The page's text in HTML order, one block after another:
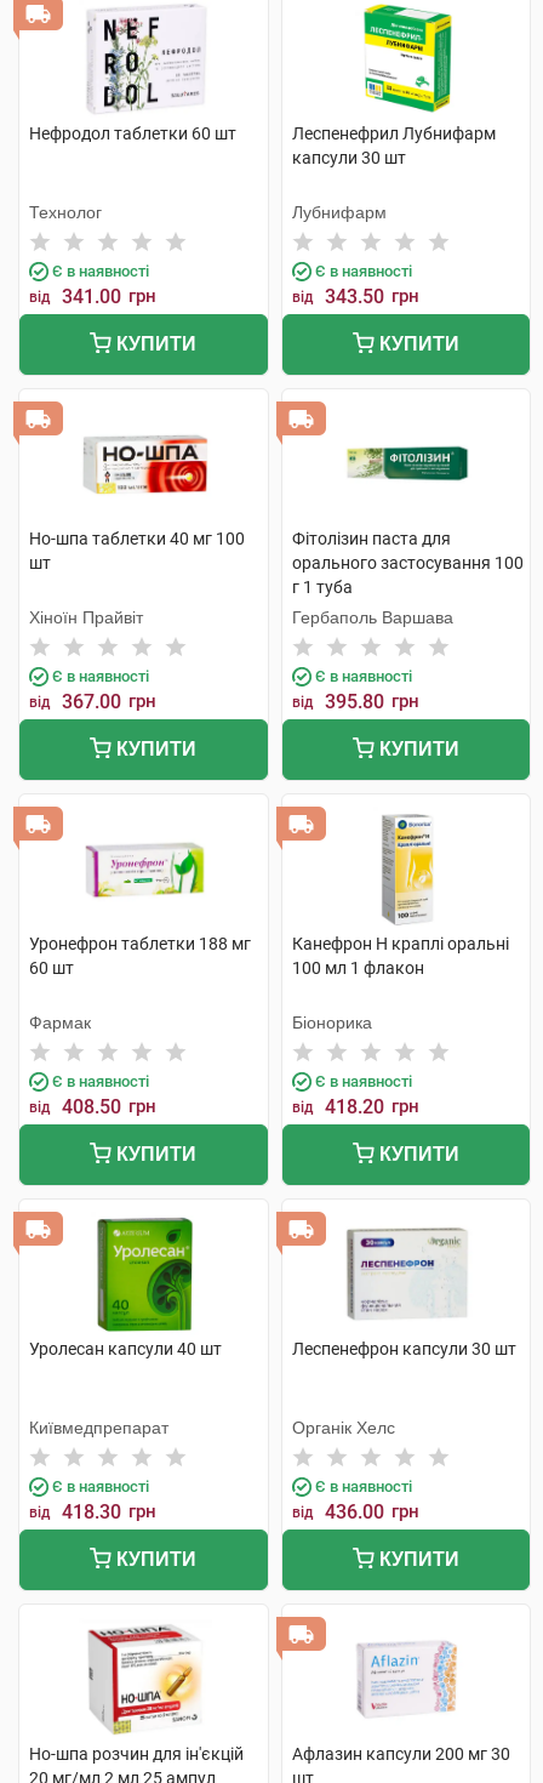
Нефродол таблетки 60 шт
Технолог
Є в наявності
від 341.00 грн
КУПИТИ
Леспенефрил Лубнифарм
капсули 30 шт
Лубнифарм
Є в наявності
від 343.50 грн
КУПИТИ
Но-шпа таблетки 40 мг 100
шт
Хіноїн Прайвіт
Є в наявності
від 367.00 грн
КУПИТИ
Фітолізин паста для
орального застосування 100
г 1 туба
Гербаполь Варшава
Є в наявності
від 395.80 грн
КУПИТИ
Уронефрон таблетки 188 мг
60 шт
Фармак
Є в наявності
від 408.50 грн
КУПИТИ
Канефрон H краплі оральні
100 мл 1 флакон
Біонорика
Є в наявності
від 418.20 грн
КУПИТИ
Уролесан капсули 40 шт
Київмедпрепарат
Є в наявності
від 418.30 грн
КУПИТИ
Леспенефрон капсули 30 шт
Органік Хелс
Є в наявності
від 436.00 грн
КУПИТИ
Но-шпа розчин для ін'єкцій
20 мг/мл 2 мл 25 ампул
Афлазин капсули 200 мг 30
шт